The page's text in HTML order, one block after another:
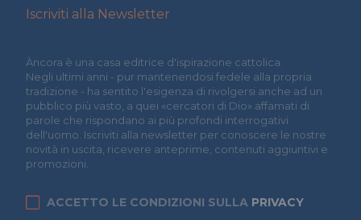
Iscriviti alla Newsletter
Àncora è una casa editrice d'ispirazione cattolica.
Negli ultimi anni - pur mantenendosi fedele alla propria
tradizione - ha sentito l'esigenza di rivolgersi anche ad un
pubblico più vasto, a quei «cercatori di Dio» affamati di
parole che rispondano ai più profondi interrogativi
dell'uomo. Iscriviti alla newsletter per conoscere le nostre
novità in uscita, ricevere anteprime, contenuti aggiuntivi e
promozioni.
ACCETTO LE CONDIZIONI SULLA PRIVACY